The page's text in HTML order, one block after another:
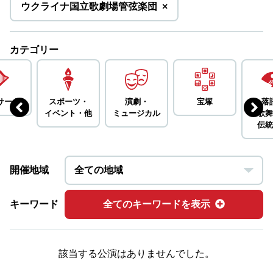
ウクライナ国立歌劇場管弦楽団
を
削
除
×
カテゴリー
ート
スポーツ・
イベント・ 他
演劇・
ミュージカル
宝塚
落
歌
伝
開催地域
キーワード 全てのキーワードを表示
該当する公演はありませんでした。